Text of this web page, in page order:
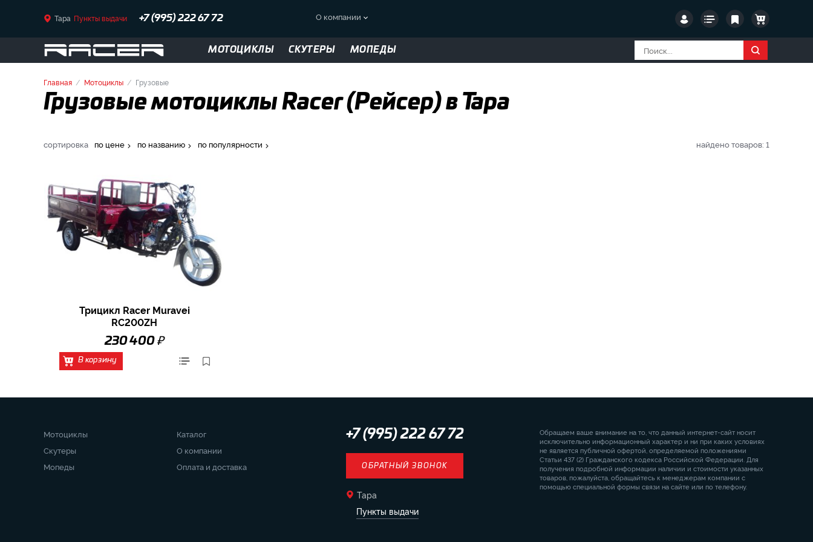
Тара Пункты выдачи +7 (995) 222 67 72 О компании
МОТОЦИКЛЫ СКУТЕРЫ МОПЕДЫ
Главная Мотоциклы Грузовые
Грузовые мотоциклы Racer (Рейсер) в Тара
сортировка по цене по названию по популярности найдено товаров: 1
Трицикл Racer Muravei
RC200ZH
230 400 ₽
В корзину
Мотоциклы
Скутеры
Мопеды
Каталог
О компании
Оплата и доставка
+7 (995) 222 67 72
ОБРАТНЫЙ ЗВОНОК
Тара
Пункты выдачи
Обращаем ваше внимание на то, что данный интернет-сайт носит
исключительно информационный характер и ни при каких условиях
не является публичной офертой, определяемой положениями
Статьи 437 (2) Гражданского кодекса Российской Федерации. Для
получения подробной информации наличии и стоимости указанных
товаров, пожалуйста, обращайтесь к менеджерам компании с
помощью специальной формы связи на сайте или по телефону.